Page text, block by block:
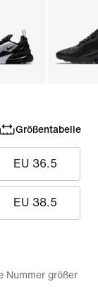
Größentabelle
EU 36.5
EU 38.5
Nummer größer